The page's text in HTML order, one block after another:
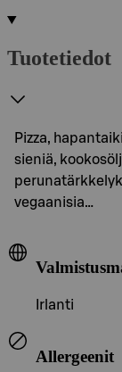
Tuotetiedot
Pizza,
sieniä,
vegaanisia…
Irlanti
Allergeenit